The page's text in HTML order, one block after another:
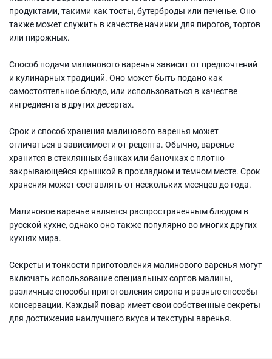
продуктами, такими как тосты, бутерброды или печенье. Оно
также может служить в качестве начинки для пирогов, тортов
или пирожных.
Способ подачи малинового варенья зависит от предпочтений
и кулинарных традиций. Оно может быть подано как
самостоятельное блюдо, или использоваться в качестве
ингредиента в других десертах.
Срок и способ хранения малинового варенья может
отличаться в зависимости от рецепта. Обычно, варенье
хранится в стеклянных банках или баночках с плотно
закрывающейся крышкой в прохладном и темном месте. Срок
хранения может составлять от нескольких месяцев до года.
Малиновое варенье является распространенным блюдом в
русской кухне, однако оно также популярно во многих других
кухнях мира.
Секреты и тонкости приготовления малинового варенья могут
включать использование специальных сортов малины,
различные способы приготовления сиропа и разные способы
консервации. Каждый повар имеет свои собственные секреты
для достижения наилучшего вкуса и текстуры варенья.